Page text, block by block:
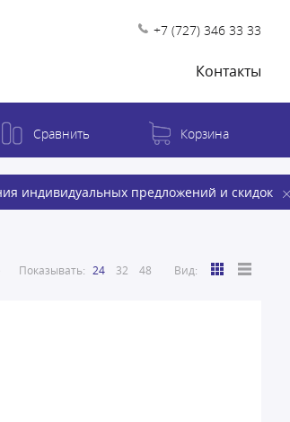
+7 (727) 346 33 33
Контакты
индивидуальных предложений и скидок
Сравнить Корзина
Показывать: 24 32 48 Вид: